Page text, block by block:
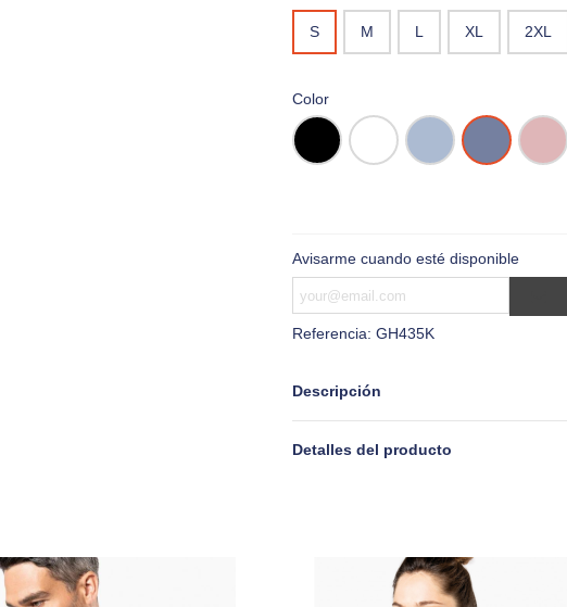
S M L XL 2XL
Color
Negro
Blanco
Oxford
Blue
Oxford
Cobalt
Oxford
Pink
Avisarme cuando esté disponible
Referencia: GH435K
Descripción
Detalles del producto